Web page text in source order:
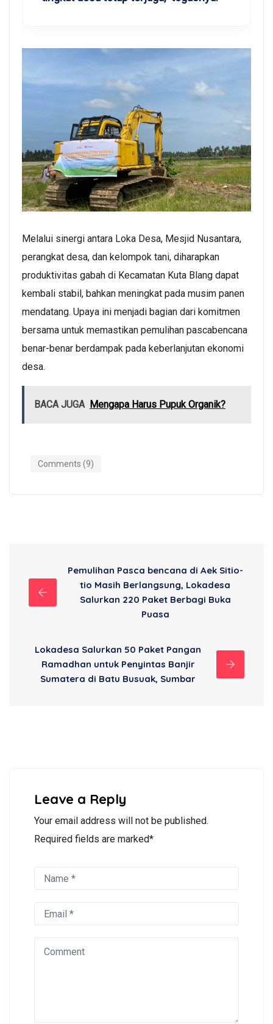
Melalui sinergi antara Loka Desa, Mesjid Nusantara,
perangkat desa, dan kelompok tani, diharapkan
produktivitas gabah di Kecamatan Kuta Blang dapat
kembali stabil, bahkan meningkat pada musim panen
mendatang. Upaya ini menjadi bagian dari komitmen
bersama untuk memastikan pemulihan pascabencana
benar-benar berdampak pada keberlanjutan ekonomi
desa.
BACA JUGA Mengapa Harus Pupuk Organik?
Comments (9)
Pemulihan Pasca bencana di Aek Sitio-
tio Masih Berlangsung, Lokadesa
Salurkan 220 Paket Berbagi Buka
Puasa
Lokadesa Salurkan 50 Paket Pangan
Ramadhan untuk Penyintas Banjir
Sumatera di Batu Busuak, Sumbar
Leave a Reply
Your email address will not be published.
Required fields are marked*